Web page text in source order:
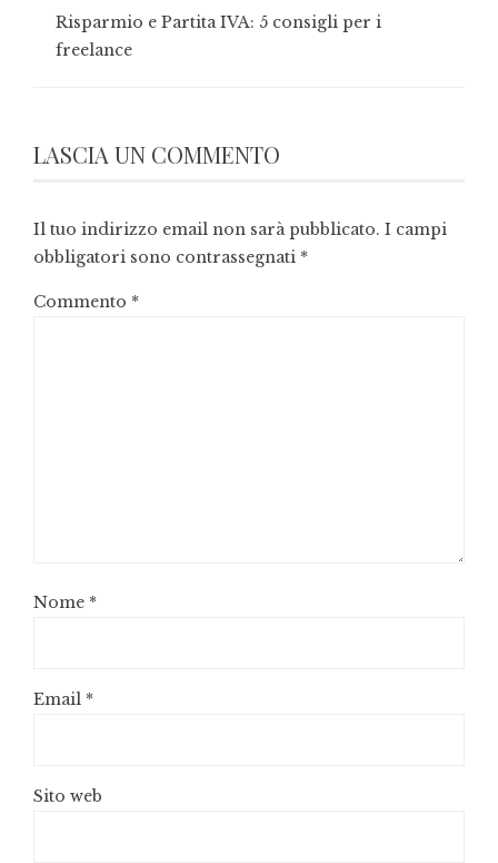
Risparmio e Partita IVA: 5 consigli per i
freelance
LASCIA UN COMMENTO
Il tuo indirizzo email non sarà pubblicato. I campi
obbligatori sono contrassegnati *
Commento *
Nome *
Email *
Sito web